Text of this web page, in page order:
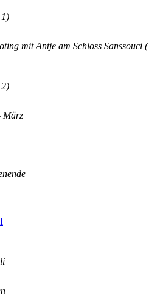
mit Antje am Schloss Sanssouci (+
März